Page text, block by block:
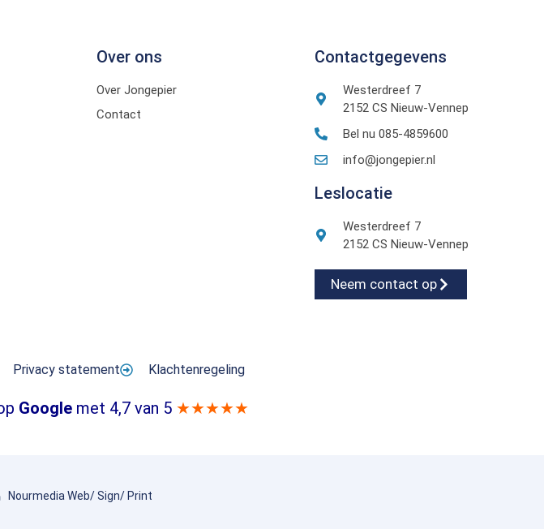
Over ons
Over Jongepier
Contact
Contactgegevens
Westerdreef 7
2152 CS Nieuw-Vennep
Bel nu 085-4859600
info@jongepier.nl
Leslocatie
Westerdreef 7
2152 CS Nieuw-Vennep
Neem contact op
Privacy statement Klachtenregeling
Googlemet 4,7 van 5 ★★★★★
Nourmedia Web/ Sign/ Print